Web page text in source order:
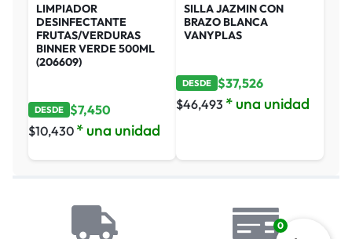
LIMPIADOR
DESINFECTANTE
FRUTAS/VERDURAS
BINNER VERDE 500ML
(206609)
DESDE $7,450
$10,430 * una unidad
SILLA JAZMIN CON
BRAZO BLANCA
VANYPLAS
DESDE $37,526
$46,493 * una unidad
0